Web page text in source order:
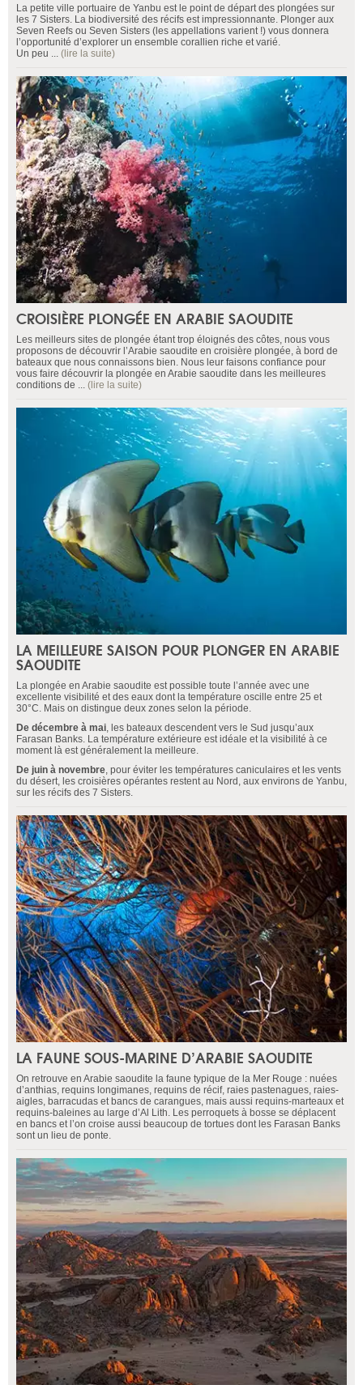
La petite ville portuaire de Yanbu est le point de départ des plongées sur
les 7 Sisters. La biodiversité des récifs est impressionnante. Plonger aux
Seven Reefs ou Seven Sisters (les appellations varient !) vous donnera
l’opportunité d’explorer un ensemble corallien riche et varié.
Un peu ... (lire la suite)
CROISIÈRE PLONGÉE EN ARABIE SAOUDITE
Les meilleurs sites de plongée étant trop éloignés des côtes, nous vous
proposons de découvrir l’Arabie saoudite en croisière plongée, à bord de
bateaux que nous connaissons bien. Nous leur faisons confiance pour
vous faire découvrir la plongée en Arabie saoudite dans les meilleures
conditions de ... (lire la suite)
LA MEILLEURE SAISON POUR PLONGER EN ARABIE
SAOUDITE
La plongée en Arabie saoudite est possible toute l’année avec une
excellente visibilité et des eaux dont la température oscille entre 25 et
30°C. Mais on distingue deux zones selon la période.
De décembre à mai, les bateaux descendent vers le Sud jusqu’aux
Farasan Banks. La température extérieure est idéale et la visibilité à ce
moment là est généralement la meilleure.
De juin à novembre, pour éviter les températures caniculaires et les vents
du désert, les croisières opérantes restent au Nord, aux environs de Yanbu,
sur les récifs des 7 Sisters.
LA FAUNE SOUS-MARINE D’ARABIE SAOUDITE
On retrouve en Arabie saoudite la faune typique de la Mer Rouge : nuées
d’anthias, requins longimanes, requins de récif, raies pastenagues, raies-
aigles, barracudas et bancs de carangues, mais aussi requins-marteaux et
requins-baleines au large d’Al Lith. Les perroquets à bosse se déplacent
en bancs et l’on croise aussi beaucoup de tortues dont les Farasan Banks
sont un lieu de ponte.